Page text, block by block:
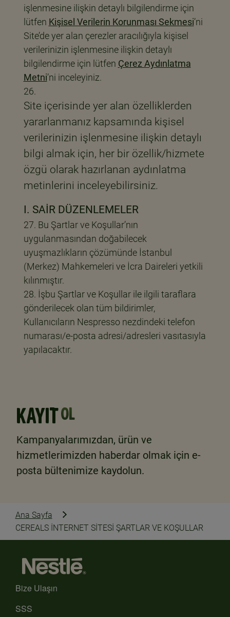
işlenmesine ilişkin detaylı bilgilendirme için
lütfen Kişisel Verilerin Korunması Sekmesi’ni
Site’de yer alan çerezler aracılığıyla kişisel
verilerinizin işlenmesine ilişkin detaylı
bilgilendirme için lütfen Çerez Aydınlatma
Metni’ni inceleyiniz.
Site içerisinde yer alan özelliklerden
yararlanmanız kapsamında kişisel
verilerinizin işlenmesine ilişkin detaylı
bilgi almak için, her bir özellik/hizmete
özgü olarak hazırlanan aydınlatma
metinlerini inceleyebilirsiniz.
I. SAİR DÜZENLEMELER
Bu Şartlar ve Koşullar’nın
uygulanmasından doğabilecek
uyuşmazlıkların çözümünde İstanbul
(Merkez) Mahkemeleri ve İcra Daireleri yetkili
kılınmıştır.
İşbu Şartlar ve Koşullar ile ilgili taraflara
gönderilecek olan tüm bildirimler,
Kullanıcıların Nespresso nezdindeki telefon
numarası/e-posta adresi/adresleri vasıtasıyla
yapılacaktır.
KAYITOL
Kampanyalarımızdan, ürün ve
hizmetlerimizden haberdar olmak için e-
posta bültenimize kaydolun.
Ana Sayfa
CEREALS İNTERNET SİTESİ ŞARTLAR VE KOŞULLAR
Bize Ulaşın
SSS